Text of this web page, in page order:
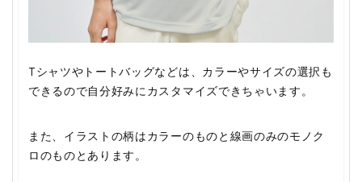
Tシャツやトートバッグなどは、カラーやサイズの選択も
できるので自分好みにカスタマイズできちゃいます。
また、イラストの柄はカラーのものと線画のみのモノク
ロのものとあります。